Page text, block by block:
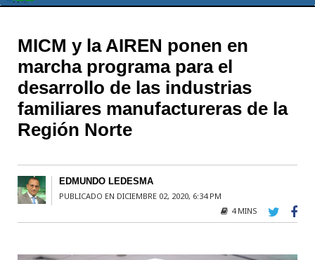
MICM y la AIREN ponen en
marcha programa para el
desarrollo de las industrias
familiares manufactureras de la
Región Norte
EDMUNDO LEDESMA
PUBLICADO EN DICIEMBRE 02, 2020, 6:34 PM
4 MINS